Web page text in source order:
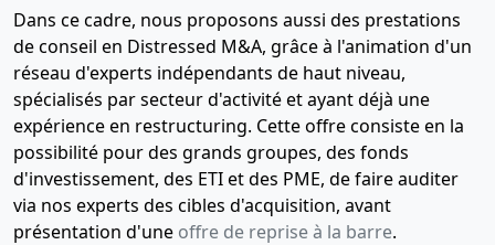
Dans ce cadre, nous proposons aussi des prestations
de conseil en Distressed M&A, grâce à l'animation d'un
réseau d'experts indépendants de haut niveau,
spécialisés par secteur d'activité et ayant déjà une
expérience en restructuring. Cette offre consiste en la
possibilité pour des grands groupes, des fonds
d'investissement, des ETI et des PME, de faire auditer
via nos experts des cibles d'acquisition, avant
présentation d'une offre de reprise à la barre.